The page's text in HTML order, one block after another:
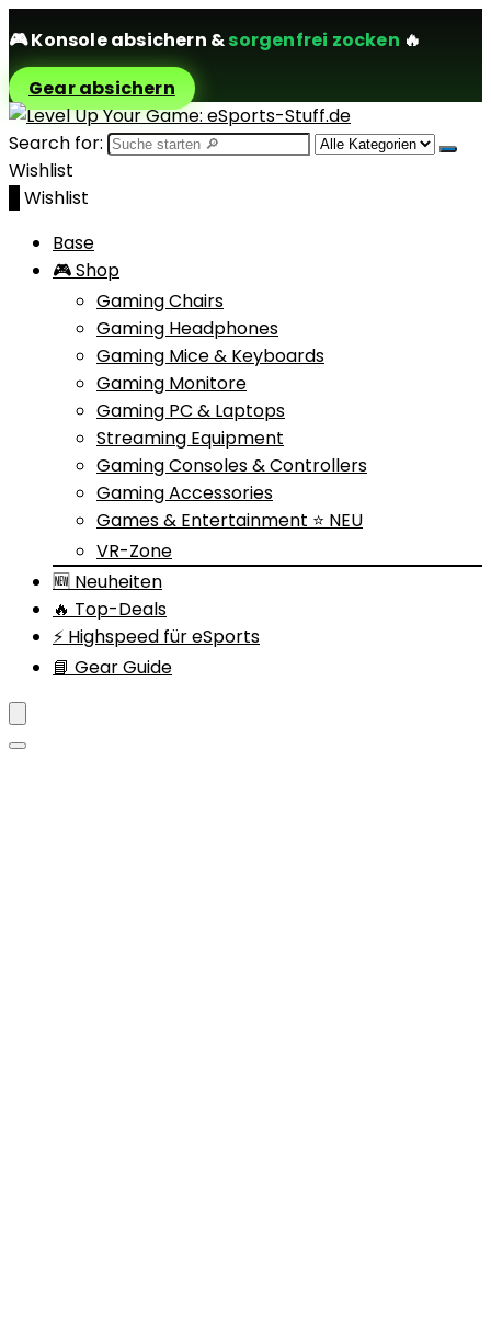
🎮Konsole absichern &sorgenfrei zocken 🔥
Gear absichern
Search for:
Wishlist
Wishlist
Base
🎮 Shop
Gaming Chairs
Gaming Headphones
Gaming Mice & Keyboards
Gaming Monitore
Gaming PC & Laptops
Streaming Equipment
Gaming Consoles & Controllers
Gaming Accessories
Games & Entertainment ⭐ NEU
VR-Zone
🆕 Neuheiten
🔥 Top-Deals
⚡ Highspeed für eSports
📘 Gear Guide